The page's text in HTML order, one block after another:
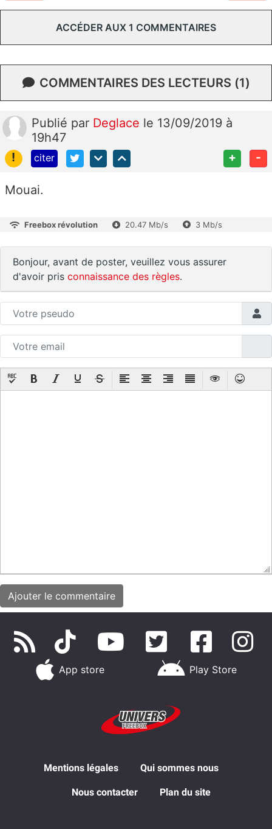
ACCÉDER AUX 1 COMMENTAIRES
COMMENTAIRES DES LECTEURS (1)
Publié par Deglace le 13/09/2019 à
19h47
!
citer + -
Mouai.
Freebox révolution 20.47 Mb/s 3 Mb/s
Bonjour, avant de poster, veuillez vous assurer
d'avoir pris connaissance des règles.
App store Play Store
Mentions légales Qui sommes nous
Nous contacter Plan du site